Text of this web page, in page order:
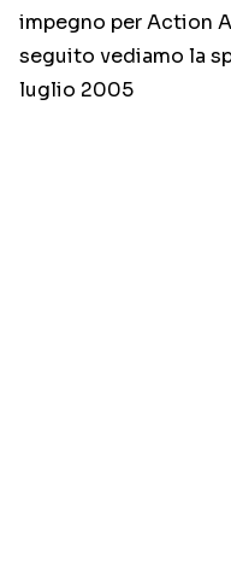
impegno per Action
seguito vediamo la
luglio 2005